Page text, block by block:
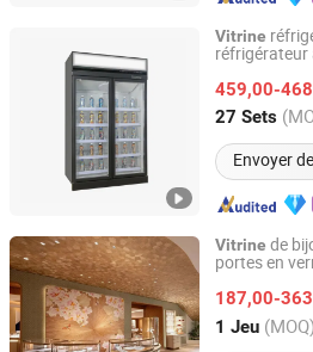
Vitrine
réfrigérateur
459,00-
27 Sets
Envoyer
Guangdong Double Cold
Guangdong, China
Vitrine de
portes en
187,00-
1 Jeu (MOQ)
Guangzhou XERA Display
Guangdong, China